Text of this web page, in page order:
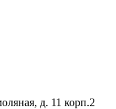
д. 11 корп.2